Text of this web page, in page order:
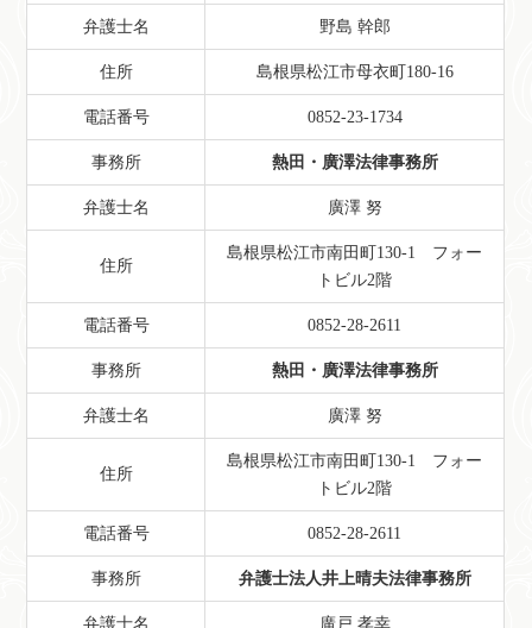
弁護士名 野島 幹郎
住所 島根県松江市母衣町180-16
電話番号 0852-23-1734
事務所 熱田・廣澤法律事務所
弁護士名 廣澤 努
住所
島根県松江市南田町130-1 フォー
トビル2階
電話番号 0852-28-2611
事務所 熱田・廣澤法律事務所
弁護士名 廣澤 努
住所
島根県松江市南田町130-1 フォー
トビル2階
電話番号 0852-28-2611
事務所 弁護士法人井上晴夫法律事務所
弁護士名 廣戸 孝幸